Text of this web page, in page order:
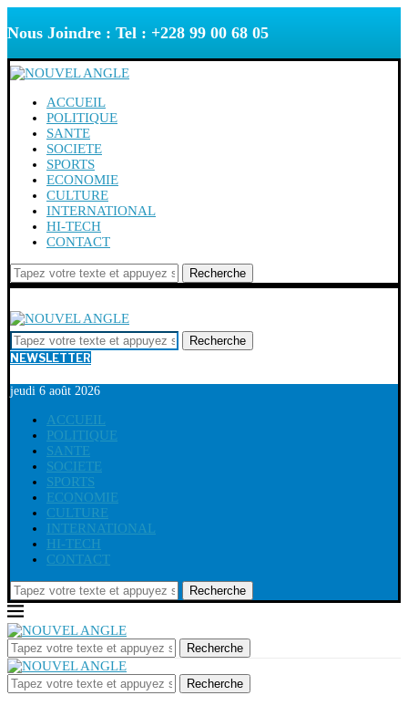
Nous Joindre : Tel : +228 99 00 68 05
ACCUEIL
POLITIQUE
SANTE
SOCIETE
SPORTS
ECONOMIE
CULTURE
INTERNATIONAL
HI-TECH
CONTACT
Recherche
Recherche
NEWSLETTER
jeudi 6 août 2026
ACCUEIL
POLITIQUE
SANTE
SOCIETE
SPORTS
ECONOMIE
CULTURE
INTERNATIONAL
HI-TECH
CONTACT
Recherche
Recherche
Recherche